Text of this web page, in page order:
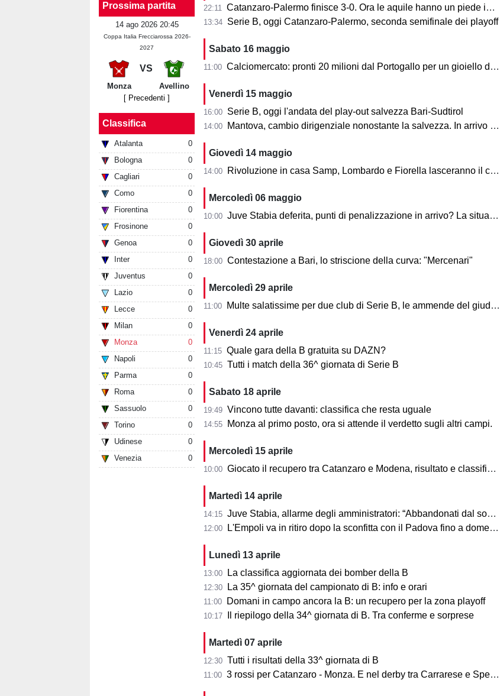
Prossima partita
14 ago 2026 20:45
Coppa Italia Frecciarossa 2026-
2027
VS
Monza
Avellino
[ Precedenti ]
Classifica
Atalanta
0
Bologna
0
Cagliari
0
Como
0
Fiorentina
0
Frosinone
0
Genoa
0
Inter
0
Juventus
0
Lazio
0
Lecce
0
Milan
0
Monza
0
Napoli
0
Parma
0
Roma
0
Sassuolo
0
Torino
0
Udinese
0
Venezia
0
22:11 Catanzaro-Palermo finisce 3-0. Ora le aquile hanno un piede in finale playoff
13:34 Serie B, oggi Catanzaro-Palermo, seconda semifinale dei playoff
Sabato 16 maggio
11:00 Calciomercato: pronti 20 milioni dal Portogallo per un gioiello della Serie B
Venerdì 15 maggio
16:00 Serie B, oggi l'andata del play-out salvezza Bari-Sudtirol
14:00 Mantova, cambio dirigenziale nonostante la salvezza. In arrivo Fabio Brutti come ds
Giovedì 14 maggio
14:00 Rivoluzione in casa Samp, Lombardo e Fiorella lasceranno il club
Mercoledì 06 maggio
10:00 Juve Stabia deferita, punti di penalizzazione in arrivo? La situazione
Giovedì 30 aprile
18:00 Contestazione a Bari, lo striscione della curva: "Mercenari"
Mercoledì 29 aprile
11:00 Multe salatissime per due club di Serie B, le ammende del giudice sportivo
Venerdì 24 aprile
11:15 Quale gara della B gratuita su DAZN?
10:45 Tutti i match della 36^ giornata di Serie B
Sabato 18 aprile
19:49 Vincono tutte davanti: classifica che resta uguale
14:55 Monza al primo posto, ora si attende il verdetto sugli altri campi.
Mercoledì 15 aprile
10:00 Giocato il recupero tra Catanzaro e Modena, risultato e classifica aggiornata
Martedì 14 aprile
14:15 Juve Stabia, allarme degli amministratori: “Abbandonati dal socio di maggioranza"
12:00 L'Empoli va in ritiro dopo la sconfitta con il Padova fino a domenica
Lunedì 13 aprile
13:00 La classifica aggiornata dei bomber della B
12:30 La 35^ giornata del campionato di B: info e orari
11:00 Domani in campo ancora la B: un recupero per la zona playoff
10:17 Il riepilogo della 34^ giornata di B. Tra conferme e sorprese
Martedì 07 aprile
12:30 Tutti i risultati della 33^ giornata di B
11:00 3 rossi per Catanzaro - Monza. E nel derby tra Carrarese e Spezia?